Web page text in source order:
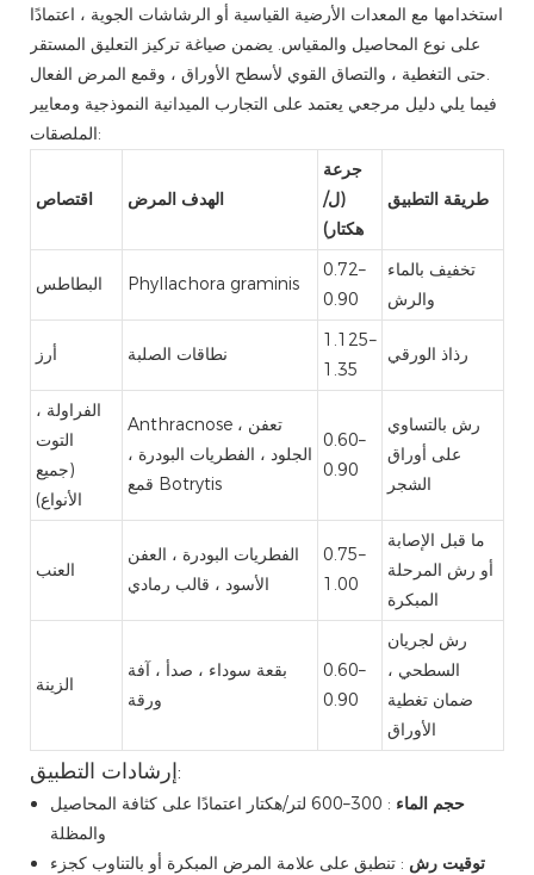
استخدامها مع المعدات الأرضية القياسية أو الرشاشات الجوية ، اعتمادًا
على نوع المحاصيل والمقياس. يضمن صياغة تركيز التعليق المستقر
حتى التغطية ، والتصاق القوي لأسطح الأوراق ، وقمع المرض الفعال.
فيما يلي دليل مرجعي يعتمد على التجارب الميدانية النموذجية ومعايير
الملصقات:
اقتصاص الهدف المرض
جرعة
(ل/
هكتار)
طريقة التطبيق
البطاطس Phyllachora graminis
0.72–
0.90
تخفيف بالماء
والرش
أرز نطاقات الصلبة
1.125–
1.35
رذاذ الورقي
الفراولة ،
التوت
(جميع
الأنواع)
Anthracnose ، تعفن
الجلود ، الفطريات البودرة ،
قمع Botrytis
0.60–
0.90
رش بالتساوي
على أوراق
الشجر
العنب
الفطريات البودرة ، العفن
الأسود ، قالب رمادي
0.75–
1.00
ما قبل الإصابة
أو رش المرحلة
المبكرة
الزينة
بقعة سوداء ، صدأ ، آفة
ورقة
0.60–
0.90
رش لجريان
السطحي ،
ضمان تغطية
الأوراق
إرشادات التطبيق:
حجم الماء
: 300–600 لتر/هكتار اعتمادًا على كثافة المحاصيل
والمظلة
توقيت رش : تنطبق على علامة المرض المبكرة أو بالتناوب كجزء